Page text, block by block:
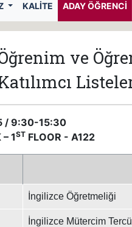
KALITE ADAY ÖĞRENCI
ve
/ 9:30-15:30
– 1ST FLOOR - A122
İngilizce Öğretmeliği
İngilizce Mütercim